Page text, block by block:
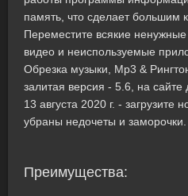
память, что сделает большим
Переместите всякие
видео и неиспользуемые
Обрезка музыки, Mp3 &
залитая версия - 5.6, на сайте
13 августа 2020 г. - загрузите
убраны недочеты и заморочки.
Преимущества: